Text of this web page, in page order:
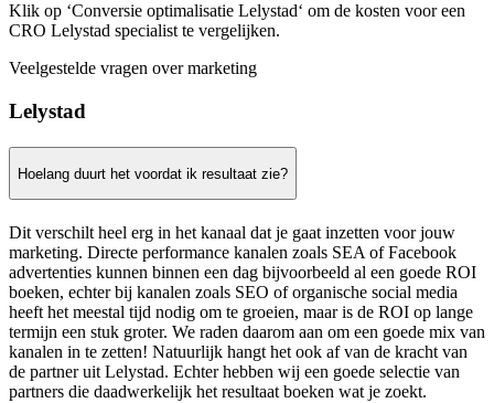
Klik op ‘Conversie optimalisatie Lelystad‘ om de kosten voor een
CRO Lelystad specialist te vergelijken.
Veelgestelde vragen over marketing
Lelystad
Hoelang duurt het voordat ik resultaat zie?
Dit verschilt heel erg in het kanaal dat je gaat inzetten voor jouw
marketing. Directe performance kanalen zoals SEA of Facebook
advertenties kunnen binnen een dag bijvoorbeeld al een goede ROI
boeken, echter bij kanalen zoals SEO of organische social media
heeft het meestal tijd nodig om te groeien, maar is de ROI op lange
termijn een stuk groter. We raden daarom aan om een goede mix van
kanalen in te zetten! Natuurlijk hangt het ook af van de kracht van
de partner uit Lelystad. Echter hebben wij een goede selectie van
partners die daadwerkelijk het resultaat boeken wat je zoekt.